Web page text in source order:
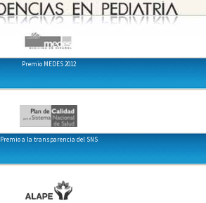
Premio MEDES 2012
Premio a la transparencia del SNS